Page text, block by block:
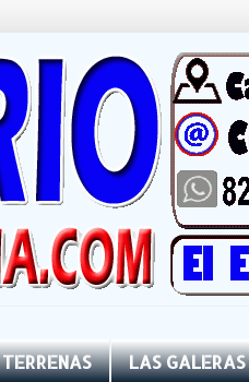
LAS GALERAS